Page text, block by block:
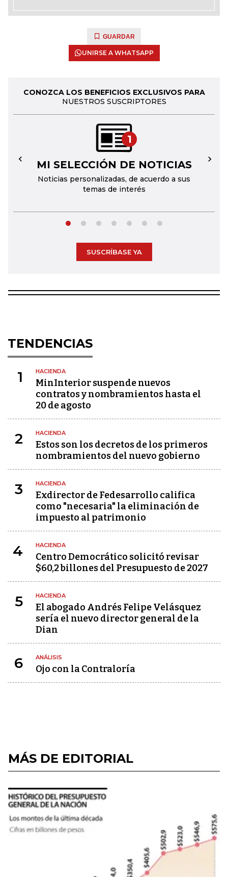
GUARDAR
UNIRSE A WHATSAPP
CONOZCA LOS BENEFICIOS EXCLUSIVOS PARA
NUESTROS SUSCRIPTORES
1
MI SELECCIÓN DE NOTICIAS
Noticias personalizadas, de acuerdo a sus
temas de interés
← →
SUSCRÍBASE YA
TENDENCIAS
1 HACIENDA
MinInterior suspende nuevos
contratos y nombramientos hasta el
20 de agosto
2 HACIENDA
Estos son los decretos de los primeros
nombramientos del nuevo gobierno
3 HACIENDA
Exdirector de Fedesarrollo califica
como "necesaria" la eliminación de
impuesto al patrimonio
4 HACIENDA
Centro Democrático solicitó revisar
$60,2 billones del Presupuesto de 2027
5 HACIENDA
El abogado Andrés Felipe Velásquez
sería el nuevo director general de la
Dian
6 ANÁLISIS
Ojo con la Contraloría
MÁS DE EDITORIAL